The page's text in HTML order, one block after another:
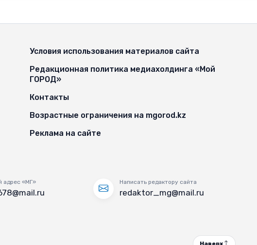
Условия использования материалов сайта
Редакционная политика медиахолдинга «Мой
ГОРОД»
Контакты
Возрастные ограничения на mgorod.kz
Реклама на сайте
адрес «МГ» Написать редактору сайта
redaktor_mg@mail.ru
Наверх